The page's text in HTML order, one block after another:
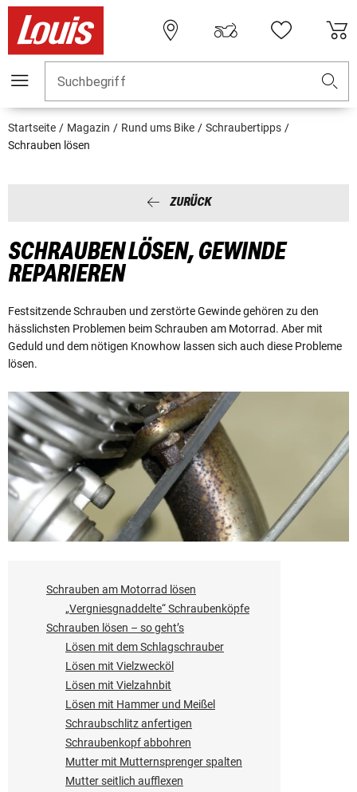
Suchbegriff
Startseite Magazin Rund ums Bike
Schraubertipps
Schrauben lösen
ZURÜCK
SCHRAUBEN LÖSEN, GEWINDE
REPARIEREN
Festsitzende Schrauben und zerstörte Gewinde gehören zu den
hässlichsten Problemen beim Schrauben am Motorrad. Aber mit
Geduld und dem nötigen Knowhow lassen sich auch diese Probleme
lösen.
Schrauben am Motorrad lösen
„Vergniesgnaddelte“ Schraubenköpfe
Schrauben lösen – so geht’s
Lösen mit dem Schlagschrauber
Lösen mit Vielzwecköl
Lösen mit Vielzahnbit
Lösen mit Hammer und Meißel
Schraubschlitz anfertigen
Schraubenkopf abbohren
Mutter mit Mutternsprenger spalten
Mutter seitlich aufflexen